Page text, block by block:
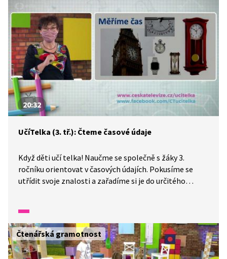
20:32
UčíTelka (3. tř.): Čteme časové údaje
Když děti učí telka! Naučme se společně s žáky 3.
ročníku orientovat v časových údajích. Pokusíme se
utřídit svoje znalosti a zařadíme si je do určitého
téměř nepoužíváme. Přehled bychom o nich ale mít
měli.
Čtenářská gramotnost